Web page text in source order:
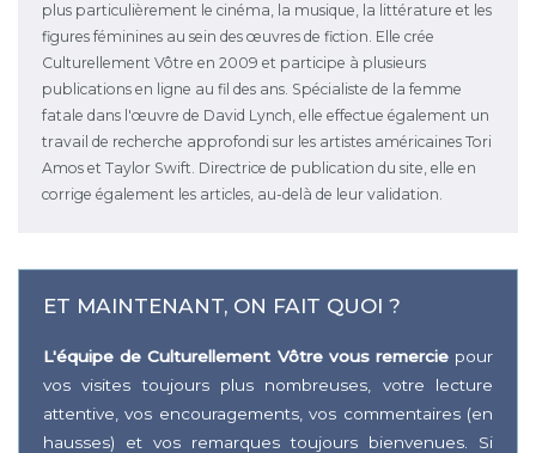
plus particulièrement le cinéma, la musique, la littérature et les
figures féminines au sein des œuvres de fiction. Elle crée
Culturellement Vôtre en 2009 et participe à plusieurs
publications en ligne au fil des ans. Spécialiste de la femme
fatale dans l'œuvre de David Lynch, elle effectue également un
travail de recherche approfondi sur les artistes américaines Tori
Amos et Taylor Swift. Directrice de publication du site, elle en
corrige également les articles, au-delà de leur validation.
ET MAINTENANT, ON FAIT QUOI ?
L'équipe de Culturellement Vôtre vous remerciepour
vos visites toujours plus nombreuses, votre lecture
attentive, vos encouragements, vos commentaires (en
hausses) et vos remarques toujours bienvenues. Si